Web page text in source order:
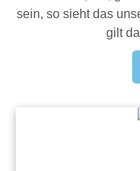
sein, so sieht das
gilt